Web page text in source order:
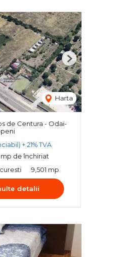
Harta
Next
de Centura - Odai-
+ 21% TVA
mp de închiriat
9,501 mp
detalii